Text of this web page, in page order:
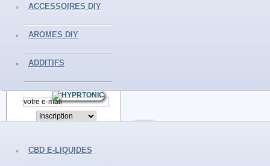
ACCESSOIRES DIY
AROMES DIY
ADDITIFS
CBD E-LIQUIDES
Mentions légales
Paiement sécurisé
Politique de confidentialité